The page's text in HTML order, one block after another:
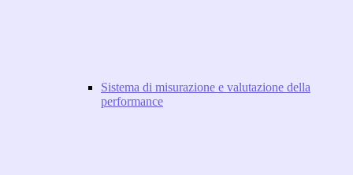
Sistema di misurazione e valutazione della
performance